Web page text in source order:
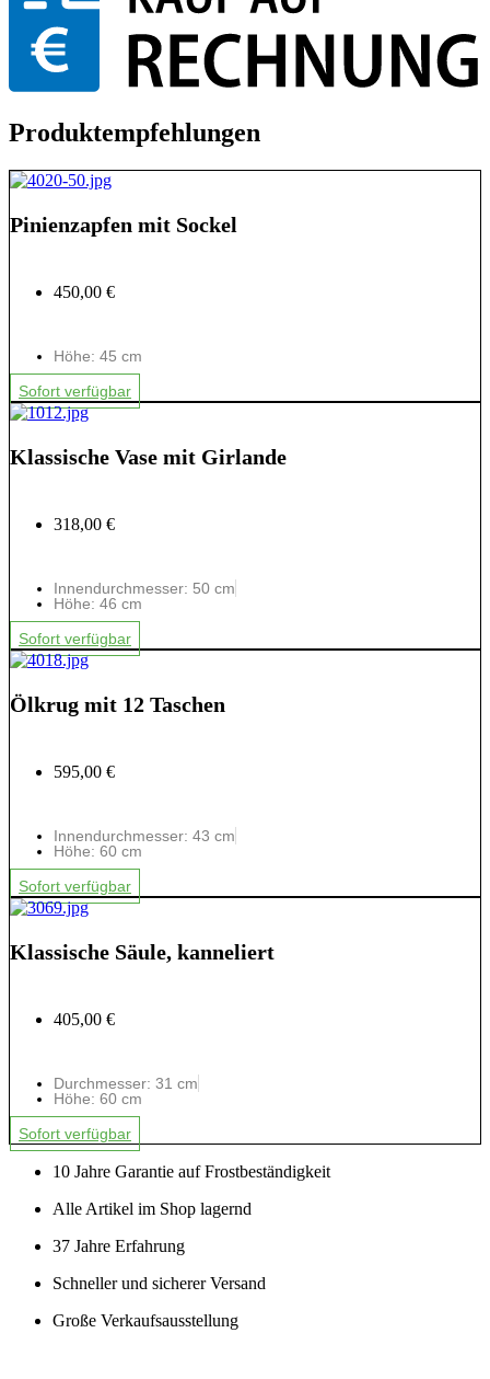
Produktempfehlungen
Pinienzapfen mit Sockel
450,00 €
Höhe: 45 cm
Sofort verfügbar
Klassische Vase mit Girlande
318,00 €
Innendurchmesser: 50 cm
Höhe: 46 cm
Sofort verfügbar
Ölkrug mit 12 Taschen
595,00 €
Innendurchmesser: 43 cm
Höhe: 60 cm
Sofort verfügbar
Klassische Säule, kanneliert
405,00 €
Durchmesser: 31 cm
Höhe: 60 cm
Sofort verfügbar
10 Jahre Garantie auf Frostbeständigkeit
Alle Artikel im Shop lagernd
37 Jahre Erfahrung
Schneller und sicherer Versand
Große Verkaufsausstellung